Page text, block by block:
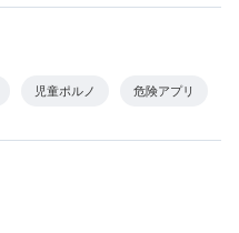
児童ポルノ 危険アプリ